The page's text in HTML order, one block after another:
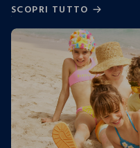
SCOPRI TUTTO
SCOPRI TUTTO